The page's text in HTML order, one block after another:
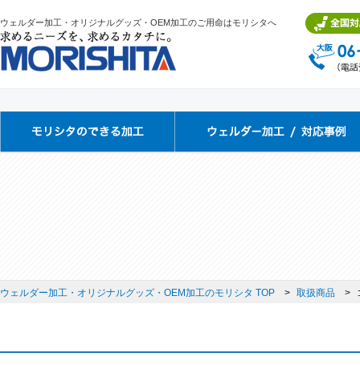
ウェルダー加工・オリジナルグッズ・OEM加工のご用命はモリシタへ
ウェルダー加工・オリジナルグッズ・OEM加工のモリシタ TOP 取扱商品